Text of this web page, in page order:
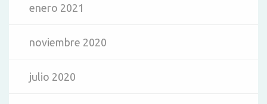
enero 2021
noviembre 2020
julio 2020